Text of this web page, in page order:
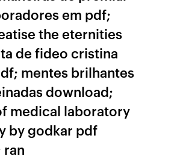
em pdf;
the eternities
de fideo cristina
mentes brilhantes
download;
medical laboratory
by godkar pdf